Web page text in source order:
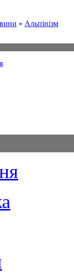
» Альпінізм